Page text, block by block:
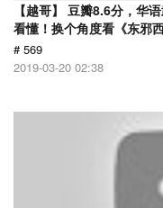
【越哥】 豆瓣8.6分，华
看懂！换个角度看《东邪西
# 569
2019-03-20 02:38